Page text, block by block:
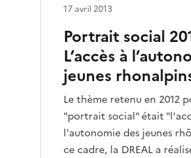
Portrait social
L’accès à
jeunes
Le thème retenu en 2012
"portrait social" était
l'autonomie des jeunes
ce cadre, la DREAL a
17 avril 2013